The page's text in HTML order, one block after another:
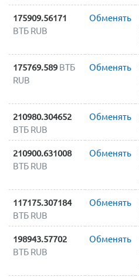
175909.56171
ВТБ RUB
Обменять
175769.589 ВТБ
RUB
Обменять
210980.304652
ВТБ RUB
Обменять
210900.631008
ВТБ RUB
Обменять
117175.307184
ВТБ RUB
Обменять
198943.57702
ВТБ RUB
Обменять